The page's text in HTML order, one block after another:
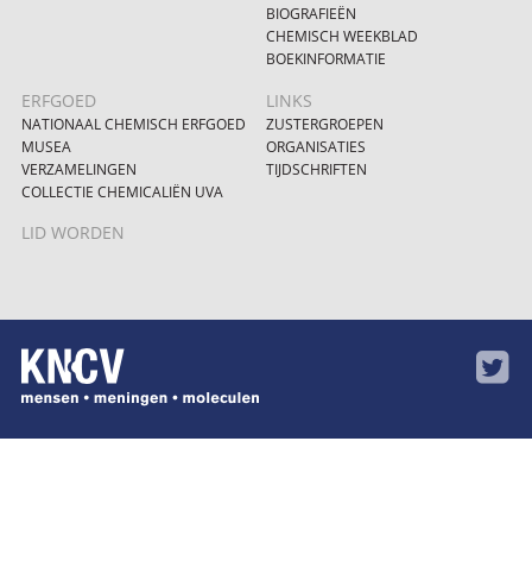
BIOGRAFIEËN
CHEMISCH WEEKBLAD
BOEKINFORMATIE
ERFGOED
NATIONAAL CHEMISCH ERFGOED
MUSEA
VERZAMELINGEN
COLLECTIE CHEMICALIËN UVA
LINKS
ZUSTERGROEPEN
ORGANISATIES
TIJDSCHRIFTEN
LID WORDEN